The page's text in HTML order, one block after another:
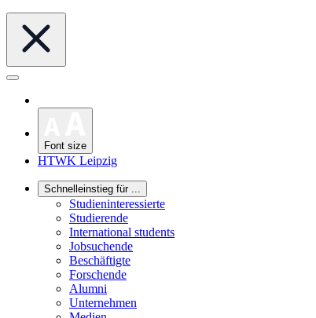
Font size
HTWK Leipzig
Schnelleinstieg für ...
Studieninteressierte
Studierende
International students
Jobsuchende
Beschäftigte
Forschende
Alumni
Unternehmen